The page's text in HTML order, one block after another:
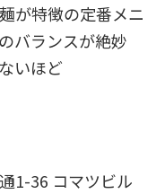
が特徴の定番メニ
バランスが絶妙
いほど
1-36 コマツビル